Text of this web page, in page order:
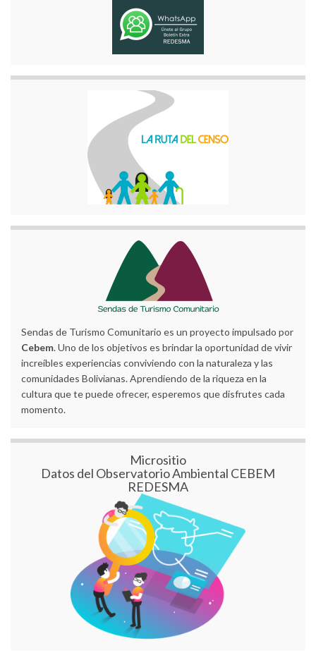
Sendas de Turismo Comunitario es un proyecto impulsado por
Cebem. Uno de los objetivos es brindar la oportunidad de vivir
increíbles experiencias conviviendo con la naturaleza y las
comunidades Bolivianas. Aprendiendo de la riqueza en la
cultura que te puede ofrecer, esperemos que disfrutes cada
momento.
Micrositio
Datos del Observatorio Ambiental CEBEM
REDESMA